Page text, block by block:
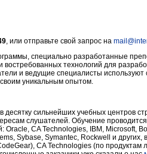
, или отправьте свой запрос на
специально разработанные
технологий для
и ведущие специалисты используют
уникальным опытом.
десятку сильнейших учебных центров
слушателей. Обучение
CA Technologies, IBM, Microsoft,
Sybase, Symantec, Rockwell и других,
CA Technologies (по